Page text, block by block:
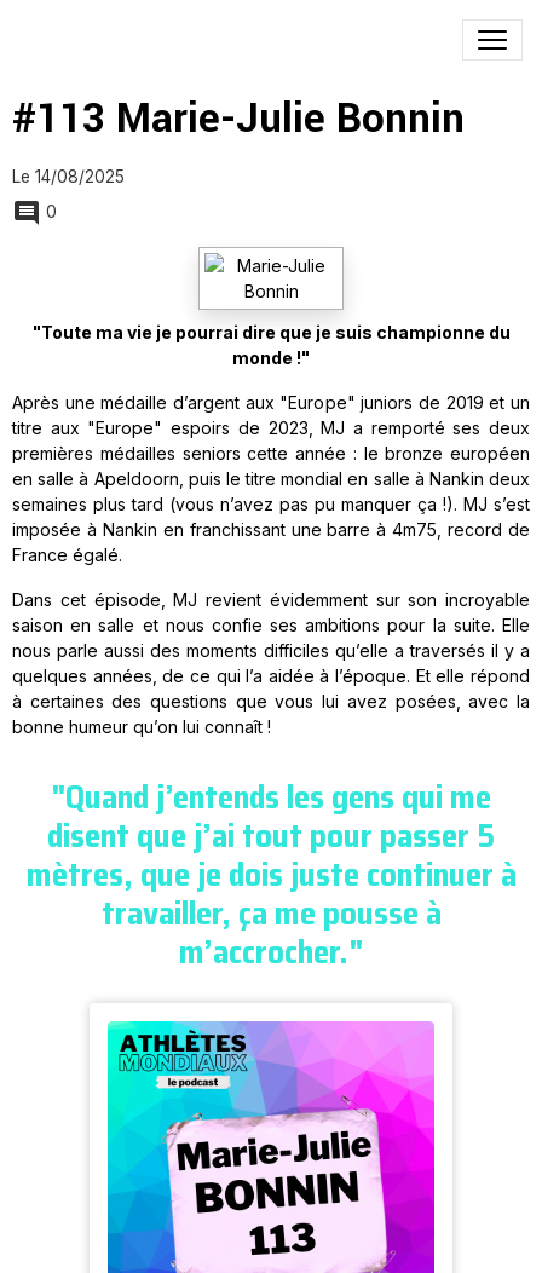
#113 Marie-Julie Bonnin
Le 14/08/2025
0
"Toute ma vie je pourrai dire que je suis championne du
monde !"
Après une médaille d’argent aux "Europe" juniors de 2019 et un
titre aux "Europe" espoirs de 2023, MJ a remporté ses deux
premières médailles seniors cette année : le bronze européen
en salle à Apeldoorn, puis le titre mondial en salle à Nankin deux
semaines plus tard (vous n’avez pas pu manquer ça !). MJ s’est
imposée à Nankin en franchissant une barre à 4m75, record de
France égalé.
Dans cet épisode, MJ revient évidemment sur son incroyable
saison en salle et nous confie ses ambitions pour la suite. Elle
nous parle aussi des moments difficiles qu’elle a traversés il y a
quelques années, de ce qui l’a aidée à l’époque. Et elle répond
à certaines des questions que vous lui avez posées, avec la
bonne humeur qu’on lui connaît !
"Quand j’entends les gens qui me
disent que j’ai tout pour passer 5
mètres, que je dois juste continuer à
travailler, ça me pousse à
m’accrocher."